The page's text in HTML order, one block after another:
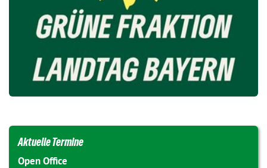
Aktuelle Termine
Open Office